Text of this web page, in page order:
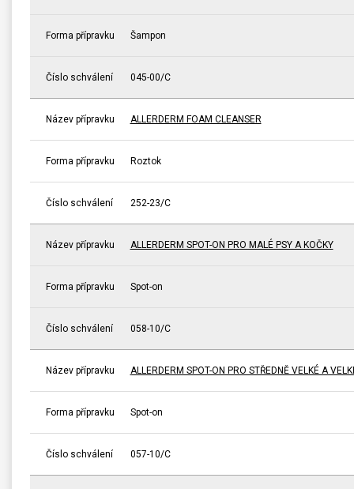
Forma přípravku Šampon
Číslo schválení 045-00/C
Název přípravku ALLERDERM FOAM CLEANSER
Forma přípravku Roztok
Číslo schválení 252-23/C
Název přípravku ALLERDERM SPOT-ON PRO MALÉ PSY A KOČKY
Forma přípravku Spot-on
Číslo schválení 058-10/C
Název přípravku ALLERDERM SPOT-ON PRO STŘEDNĚ VELKÉ A
Forma přípravku Spot-on
Číslo schválení 057-10/C